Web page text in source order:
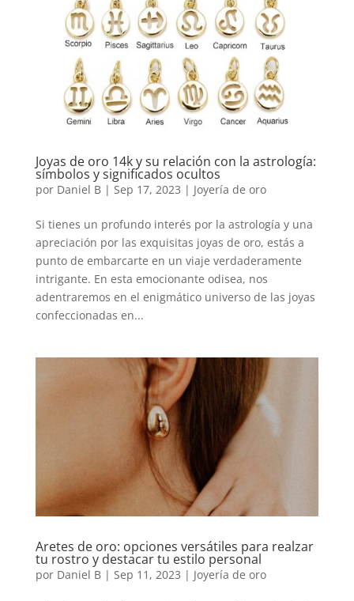
Joyas de oro 14k y su relación con la astrología:
símbolos y significados ocultos
por Daniel B| Sep 17, 2023 | Joyería de oro
Si tienes un profundo interés por la astrología y una
apreciación por las exquisitas joyas de oro, estás a
punto de embarcarte en un viaje verdaderamente
intrigante. En esta emocionante odisea, nos
adentraremos en el enigmático universo de las joyas
confeccionadas en...
Aretes de oro: opciones versátiles para realzar
tu rostro y destacar tu estilo personal
por Daniel B| Sep 11, 2023 | Joyería de oro